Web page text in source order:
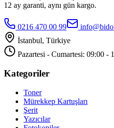
12 ay garanti, aynı gün kargo.
0216 470 00 99
İstanbul, Türkiye
Pazartesi - Cumartesi: 09:00 -
Kategoriler
Toner
Mürekkep Kartuşları
Şerit
Yazıcılar